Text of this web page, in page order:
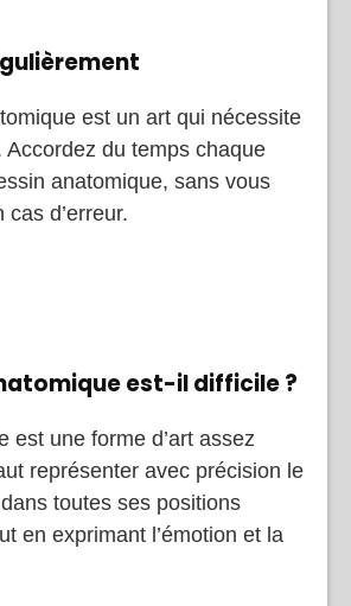
est un art qui nécessite
Accordez du temps chaque
anatomique, sans vous
d’erreur.
est-il difficile ?
est une forme d’art assez
représenter avec précision le
toutes ses positions
en exprimant l’émotion et la